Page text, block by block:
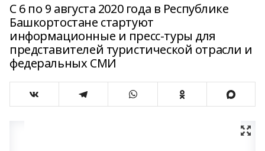
С 6 по 9 августа 2020 года в Республике
Башкортостане стартуют
информационные и пресс-туры для
представителей туристической отрасли и
федеральных СМИ